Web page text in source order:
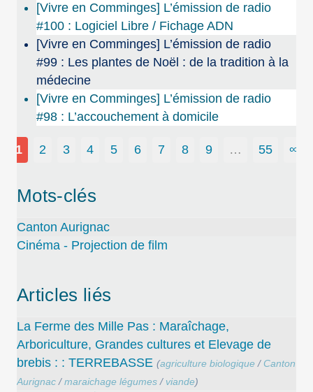
[Vivre en Comminges] L’émission de radio
#100 : Logiciel Libre / Fichage ADN
[Vivre en Comminges] L’émission de radio
#99 : Les plantes de Noël : de la tradition à la
médecine
[Vivre en Comminges] L’émission de radio
#98 : L’accouchement à domicile
1 2 3 4 5 6 7 8 9 … 55 ∞
Mots-clés
Canton Aurignac
Cinéma - Projection de film
Articles liés
La Ferme des Mille Pas : Maraîchage,
Arboriculture, Grandes cultures et Elevage de
brebis : : TERREBASSE (agriculture biologique / Canton
Aurignac /maraichage légumes / viande)